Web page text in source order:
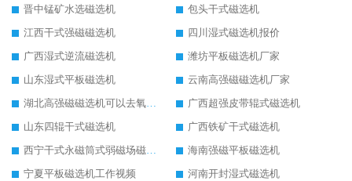
晋中锰矿水选磁选机
包头干式磁选机
江西干式强磁磁选机
四川湿式磁选机报价
广西湿式逆流磁选机
潍坊平板磁选机厂家
山东湿式平板磁选机
云南高强磁磁选机厂家
湖北高强磁磁选机可以去氧化铝
广西超强皮带辊式磁选机
山东四辊干式磁选机
广西铁矿干式磁选机
西宁干式永磁筒式弱磁场磁选机结构图
海南强磁平板磁选机
宁夏平板磁选机工作视频
河南开封湿式磁选机